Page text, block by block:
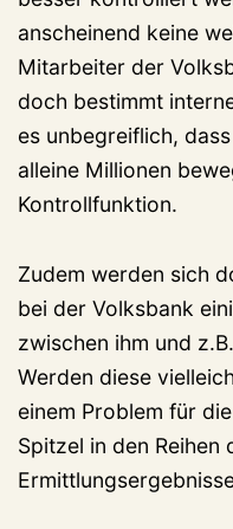
anscheinend keine
Mitarbeiter der
doch bestimmt
es unbegreiflich,
alleine Millionen
Kontrollfunktion.
Zudem werden sich
bei der Volksbank
zwischen ihm und
Werden diese
einem Problem für
Spitzel in den Reihen